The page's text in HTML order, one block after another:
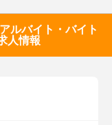
ルバイト・バイト
人情報